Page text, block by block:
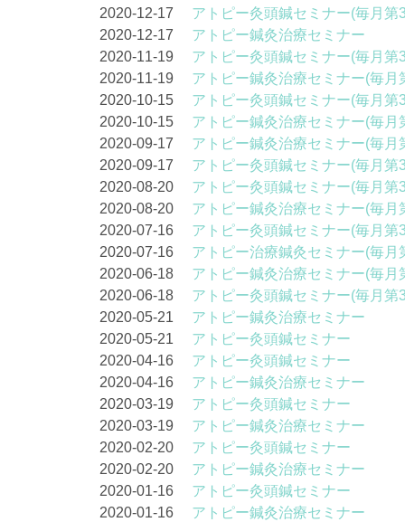
2020-12-17 アトピー灸頭鍼セミナー(毎月第
2020-12-17 アトピー鍼灸治療セミナー
2020-11-19 アトピー灸頭鍼セミナー(毎月第
2020-11-19 アトピー鍼灸治療セミナー(毎月
2020-10-15 アトピー灸頭鍼セミナー(毎月第
2020-10-15 アトピー鍼灸治療セミナー(毎月
2020-09-17 アトピー鍼灸治療セミナー(毎月
2020-09-17 アトピー灸頭鍼セミナー(毎月第
2020-08-20 アトピー灸頭鍼セミナー(毎月第
2020-08-20 アトピー鍼灸治療セミナー(毎月
2020-07-16 アトピー灸頭鍼セミナー(毎月第
2020-07-16 アトピー治療鍼灸セミナー(毎月
2020-06-18 アトピー鍼灸治療セミナー(毎月
2020-06-18 アトピー灸頭鍼セミナー(毎月第
2020-05-21 アトピー鍼灸治療セミナー
2020-05-21 アトピー灸頭鍼セミナー
2020-04-16 アトピー灸頭鍼セミナー
2020-04-16 アトピー鍼灸治療セミナー
2020-03-19 アトピー灸頭鍼セミナー
2020-03-19 アトピー鍼灸治療セミナー
2020-02-20 アトピー灸頭鍼セミナー
2020-02-20 アトピー鍼灸治療セミナー
2020-01-16 アトピー灸頭鍼セミナー
2020-01-16 アトピー鍼灸治療セミナー